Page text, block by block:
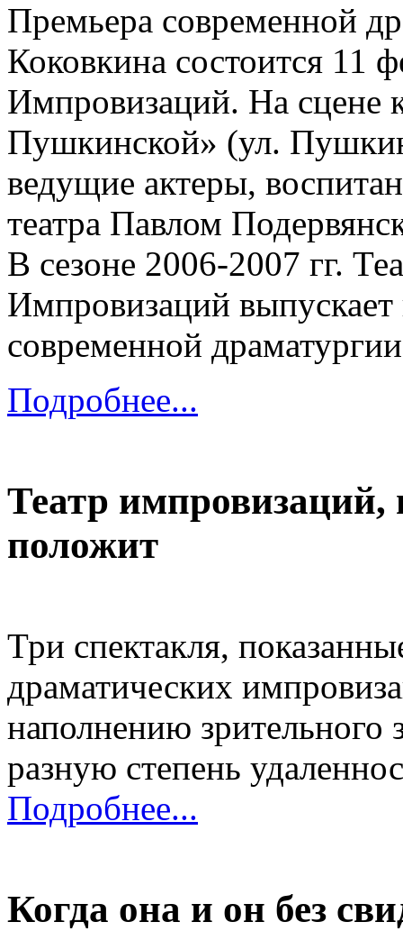
Премьера современной
Коковкина состоится 11
Импровизаций. На сцене
Пушкинской» (ул.
ведущие актеры,
театра Павлом
В сезоне 2006-2007 гг.
Импровизаций выпускает
современной
Подробнее...
Театр
положит
Три спектакля,
драматических
наполнению
разную степень
Подробнее...
Когда она и он без